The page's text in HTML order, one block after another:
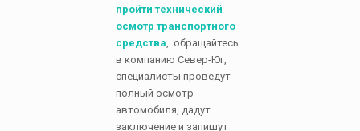
пройти технический
осмотр транспортного
средства, обращайтесь
в компанию Север-Юг,
специалисты проведут
полный осмотр
автомобиля, дадут
заключение и запишут